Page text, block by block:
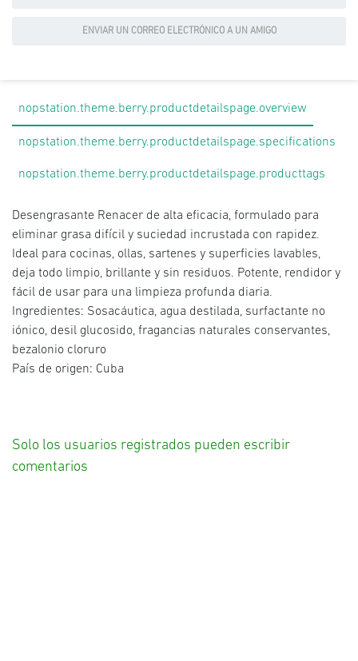
ENVIAR UN CORREO ELECTRÓNICO A UN AMIGO
nopstation.theme.berry.productdetailspage.overview
nopstation.theme.berry.productdetailspage.specifications
nopstation.theme.berry.productdetailspage.producttags
Desengrasante Renacer de alta eficacia, formulado para
eliminar grasa difícil y suciedad incrustada con rapidez.
Ideal para cocinas, ollas, sartenes y superficies lavables,
deja todo limpio, brillante y sin residuos. Potente, rendidor y
fácil de usar para una limpieza profunda diaria.
Ingredientes: Sosacáutica, agua destilada, surfactante no
iónico, desil glucosido, fragancias naturales conservantes,
bezalonio cloruro
País de origen: Cuba
Solo los usuarios registrados pueden escribir
comentarios